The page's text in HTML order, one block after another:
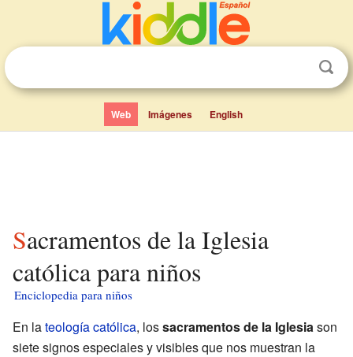
Web Imágenes English
Sacramentos de la Iglesia
católica para niños
Enciclopedia para niños
En lateología católica, lossacramentos de la Iglesiason
siete signos especiales y visibles que nos muestran la